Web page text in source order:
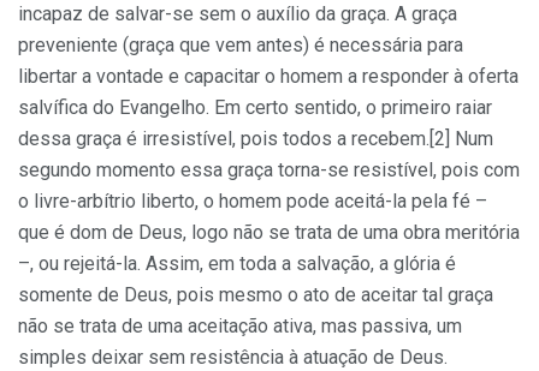
incapaz de salvar-se sem o auxílio da graça. A graça
preveniente (graça que vem antes) é necessária para
libertar a vontade e capacitar o homem a responder à oferta
salvífica do Evangelho. Em certo sentido, o primeiro raiar
dessa graça é irresistível, pois todos a recebem.[2] Num
segundo momento essa graça torna-se resistível, pois com
o livre-arbítrio liberto, o homem pode aceitá-la pela fé –
que é dom de Deus, logo não se trata de uma obra meritória
–, ou rejeitá-la. Assim, em toda a salvação, a glória é
somente de Deus, pois mesmo o ato de aceitar tal graça
não se trata de uma aceitação ativa, mas passiva, um
simples deixar sem resistência à atuação de Deus.